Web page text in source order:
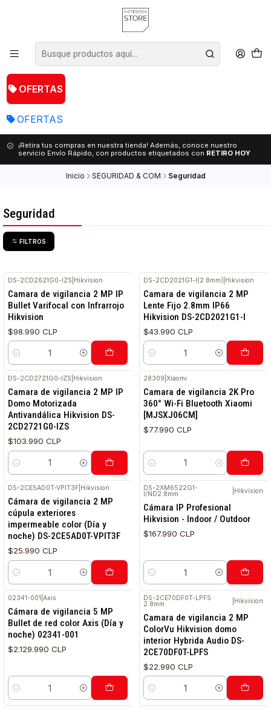
OFERTAS
OFERTAS
¡Retira tus compras en nuestra tienda! Además, conoce nuestro
servicio Envío Rápido, con productos etiquetados con RETIRO HOY
Inicio SEGURIDAD & COM Seguridad
Seguridad
FILTROS
DS-2CD2621G0-IZS Hikvision
Camara de vigilancia 2 MP IP
Bullet Varifocal con Infrarrojo
Hikvision
$98.990 CLP
Cantidad
DS-2CD2021G1-I(2.8mm) Hikvision
Camara de vigilancia 2 MP
Lente Fijo 2.8mm IP66
Hikvision DS-2CD2021G1-I
$43.990 CLP
Cantidad
DS-2CD2721G0-IZS Hikvision
Camara de vigilancia 2 MP IP
Domo Motorizada
Antivandálica Hikvision DS-
2CD2721G0-IZS
$103.990 CLP
Cantidad
28309 |Xiaomi
Camara de vigilancia 2K Pro
360° Wi-Fi Bluetooth Xiaomi
[MJSXJ06CM]
$77.990 CLP
Cantidad
DS-2CE5AD0T-VPIT3F Hikvision
Cámara de vigilancia 2 MP
cúpula exteriores
impermeable color (Día y
noche) DS-2CE5AD0T-VPIT3F
$25.990 CLP
Cantidad
DS-2XM6522G1-
I/ND2.8mm Hikvision
Cámara IP Profesional
Hikvision - Indoor / Outdoor
$167.990 CLP
Cantidad
02341-001 |Axis
Cámara de vigilancia 5 MP
Bullet de red color Axis (Día y
noche) 02341-001
$2.129.990 CLP
Cantidad
DS-2CE70DF0T-LPFS
2.8mm Hikvision
Camara de vigilancia 2 MP
ColorVu Hikvision domo
interior Hybrida Audio DS-
2CE70DF0T-LPFS
$22.990 CLP
Cantidad